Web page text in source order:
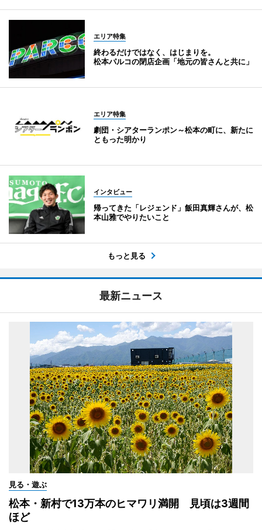
エリア特集
終わるだけではなく、はじまりを。
松本パルコの閉店企画「地元の皆さんと共に」
エリア特集
劇団・シアターランポン～松本の町に、新たに
ともった明かり
インタビュー
帰ってきた「レジェンド」飯田真輝さんが、松
本山雅でやりたいこと
もっと見る
最新ニュース
見る・遊ぶ
松本・新村で13万本のヒマワリ満開 見頃は3週間
ほど